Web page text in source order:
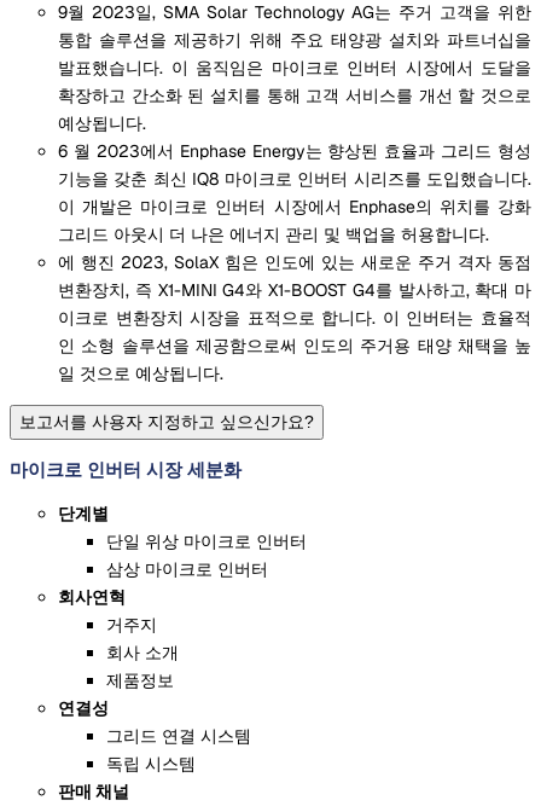
9월 2023일, SMA Solar Technology AG는 주거 고객을 위한
통합 솔루션을 제공하기 위해 주요 태양광 설치와 파트너십을
발표했습니다. 이 움직임은 마이크로 인버터 시장에서 도달을
확장하고 간소화 된 설치를 통해 고객 서비스를 개선 할 것으로
예상됩니다.
6 월 2023에서 Enphase Energy는 향상된 효율과 그리드 형성
기능을 갖춘 최신 IQ8 마이크로 인버터 시리즈를 도입했습니다.
이 개발은 마이크로 인버터 시장에서 Enphase의 위치를 강화
그리드 아웃시 더 나은 에너지 관리 및 백업을 허용합니다.
에 행진 2023, SolaX 힘은 인도에 있는 새로운 주거 격자 동점
변환장치, 즉 X1-MINI G4와 X1-BOOST G4를 발사하고, 확대 마
이크로 변환장치 시장을 표적으로 합니다. 이 인버터는 효율적
인 소형 솔루션을 제공함으로써 인도의 주거용 태양 채택을 높
일 것으로 예상됩니다.
보고서를 사용자 지정하고 싶으신가요?
마이크로 인버터 시장 세분화
단계별
단일 위상 마이크로 인버터
삼상 마이크로 인버터
회사연혁
거주지
회사 소개
제품정보
연결성
그리드 연결 시스템
독립 시스템
판매 채널